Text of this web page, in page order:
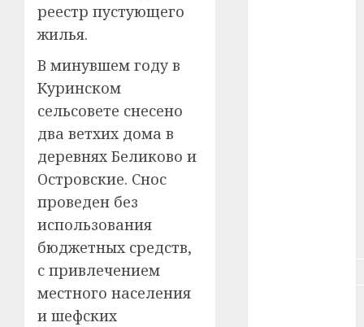
реестр пустующего
жилья.
В минувшем году в
Куринском
сельсовете снесено
два ветхих дома в
деревнях Беликово и
Островские. Снос
проведен без
использования
бюджетных средств,
с привлечением
местного населения
и шефских